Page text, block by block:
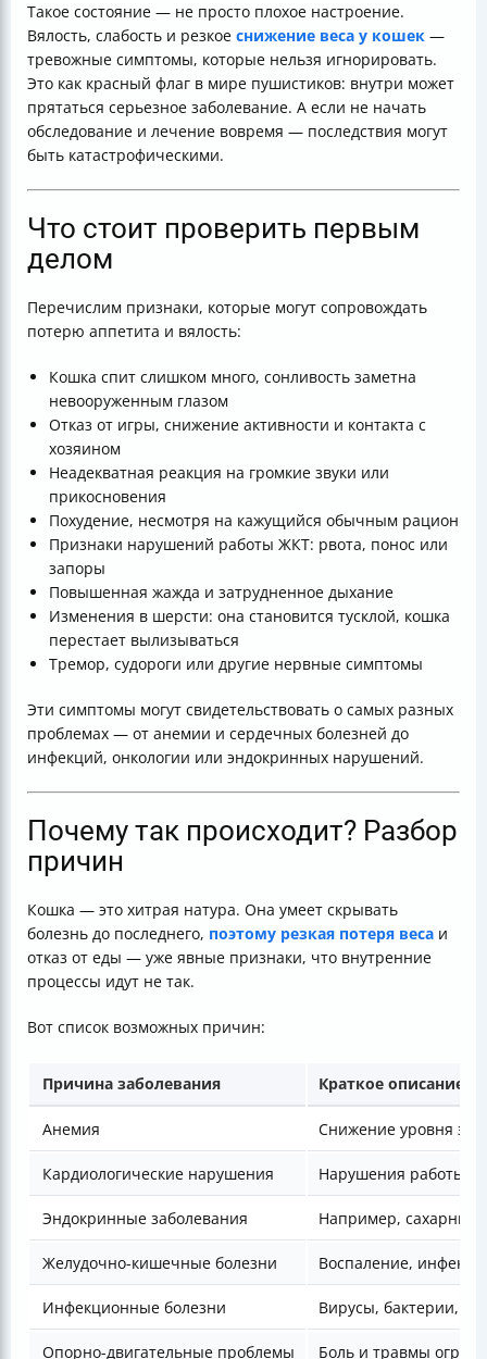
Такое состояние — не просто плохое настроение.
Вялость, слабость и резкое снижение веса у кошек —
тревожные симптомы, которые нельзя игнорировать.
Это как красный флаг в мире пушистиков: внутри может
прятаться серьезное заболевание. А если не начать
обследование и лечение вовремя — последствия могут
быть катастрофическими.
Что стоит проверить первым
делом
Перечислим признаки, которые могут сопровождать
потерю аппетита и вялость:
Кошка спит слишком много, сонливость заметна
невооруженным глазом
Отказ от игры, снижение активности и контакта с
хозяином
Неадекватная реакция на громкие звуки или
прикосновения
Похудение, несмотря на кажущийся обычным рацион
Признаки нарушений работы ЖКТ: рвота, понос или
запоры
Повышенная жажда и затрудненное дыхание
Изменения в шерсти: она становится тусклой, кошка
перестает вылизываться
Тремор, судороги или другие нервные симптомы
Эти симптомы могут свидетельствовать о самых разных
проблемах — от анемии и сердечных болезней до
инфекций, онкологии или эндокринных нарушений.
Почему так происходит? Разбор
причин
Кошка — это хитрая натура. Она умеет скрывать
болезнь до последнего, поэтому резкая потеря веса и
отказ от еды — уже явные признаки, что внутренние
процессы идут не так.
Вот список возможных причин:
Причина заболевания Краткое описание
Анемия Снижение уровня
Кардиологические нарушения Нарушения работы
Эндокринные заболевания Например, сахарный
Желудочно-кишечные болезни Воспаление,
Инфекционные болезни Вирусы, бактерии,
Опорно-двигательные проблемы Боль и травмы